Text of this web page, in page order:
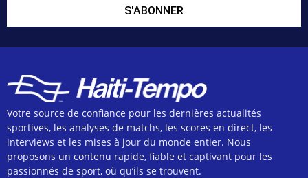
S'ABONNER
Votre source de confiance pour les dernières actualités
sportives, les analyses de matchs, les scores en direct, les
interviews et les mises à jour du monde entier. Nous
proposons un contenu rapide, fiable et captivant pour les
passionnés de sport, où qu’ils se trouvent.